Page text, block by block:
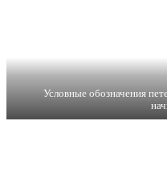
Условные обозначения